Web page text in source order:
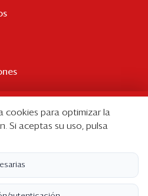
cookies para optimizar la
Si aceptas su uso, pulsa